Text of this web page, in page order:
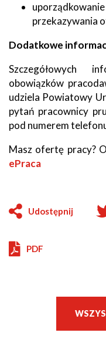
przekazywania
Dodatkowe
Szczegółowych
obowiązków
udziela Powiatowy
pytań pracownicy
pod numerem
Masz ofertę pracy?
ePraca
Udostępnij
PDF